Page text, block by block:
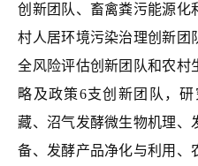
创新团队、畜禽粪污能源化
村人居环境污染治理创新团
全风险评估创新团队和农村
略及政策6支创新团队，
藏、沼气发酵微生物机理、
备、发酵产品净化与利用、